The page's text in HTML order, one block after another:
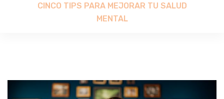
CINCO TIPS PARA MEJORAR TU SALUD
MENTAL